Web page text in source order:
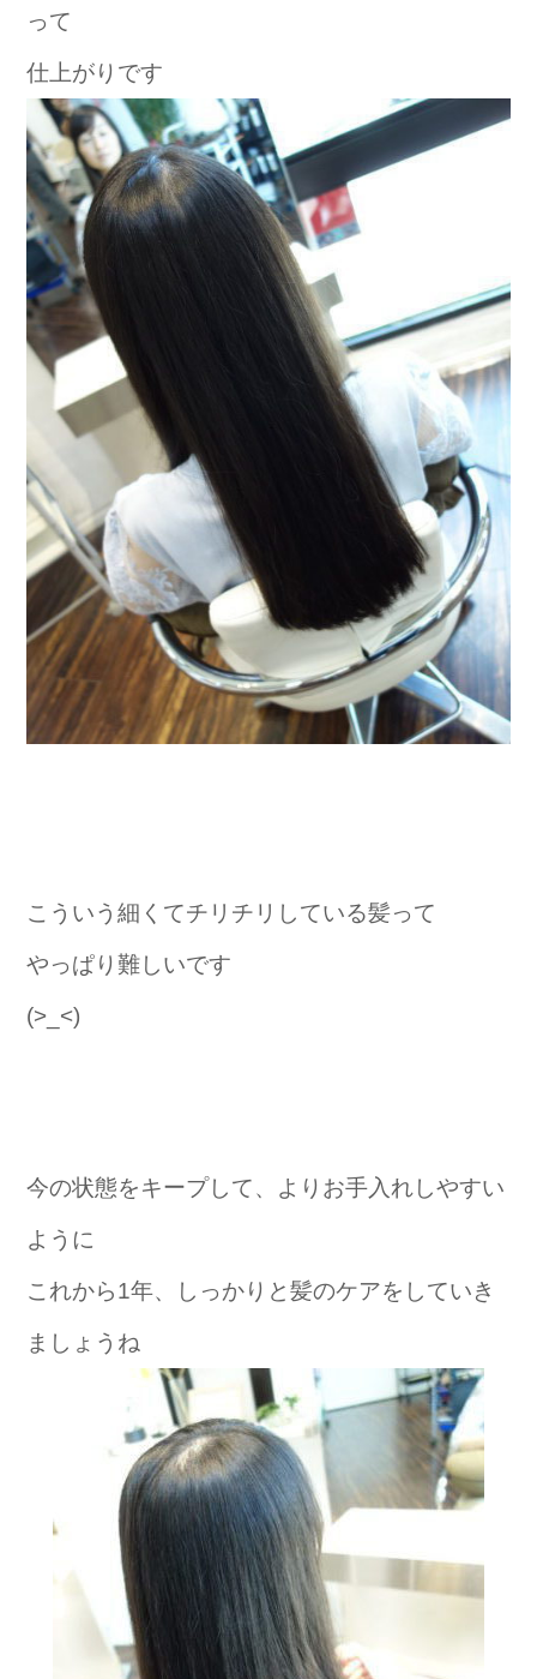
って
仕上がりです
こういう細くてチリチリしている髪って
やっぱり難しいです
(>_<)
今の状態をキープして、よりお手入れしやすい
ように
これから1年、しっかりと髪のケアをしていき
ましょうね